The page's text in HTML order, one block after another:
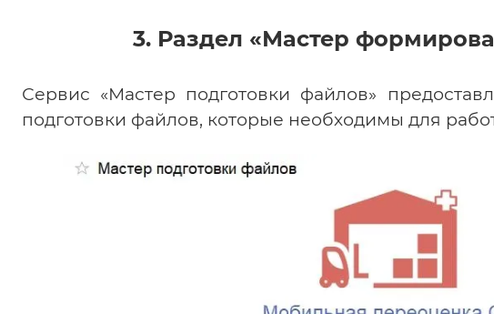
3. Раздел «Мастер
Сервис «Мастер подготовки файлов»
подготовки файлов, которые необходимы для